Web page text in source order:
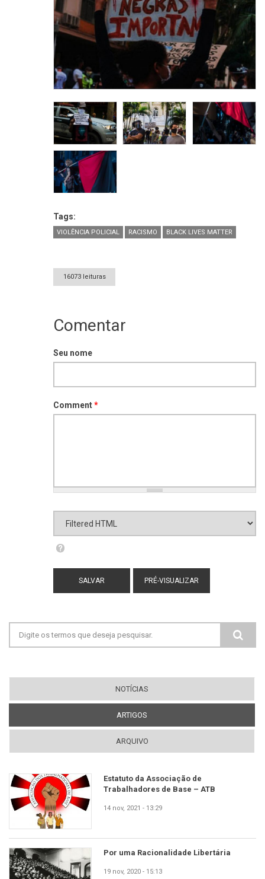
Tags:
VIOLÊNCIA POLICIAL RACISMO BLACK LIVES MATTER
16073 leituras
Comentar
Seu nome
Comment*
Formato de texto
Mais informações sobre os formatos de
texto
Filtered HTML
images with one of the following classes:
image-left image-right standalone-image
<dl> <dt> <dd>
Quebras de linhas e parágrafos são gerados
automaticamente.
Formulário de busca
NOTÍCIAS
ARTIGOS
ARQUIVO
Estatuto da Associação de
Trabalhadores de Base – ATB
14 nov, 2021 - 13:29
Por uma Racionalidade Libertária
19 nov, 2020 - 15:13